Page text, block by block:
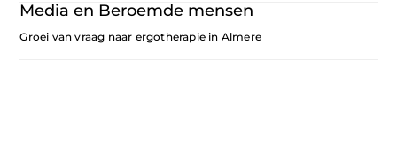
Media en Beroemde mensen
Groei van vraag naar ergotherapie in Almere